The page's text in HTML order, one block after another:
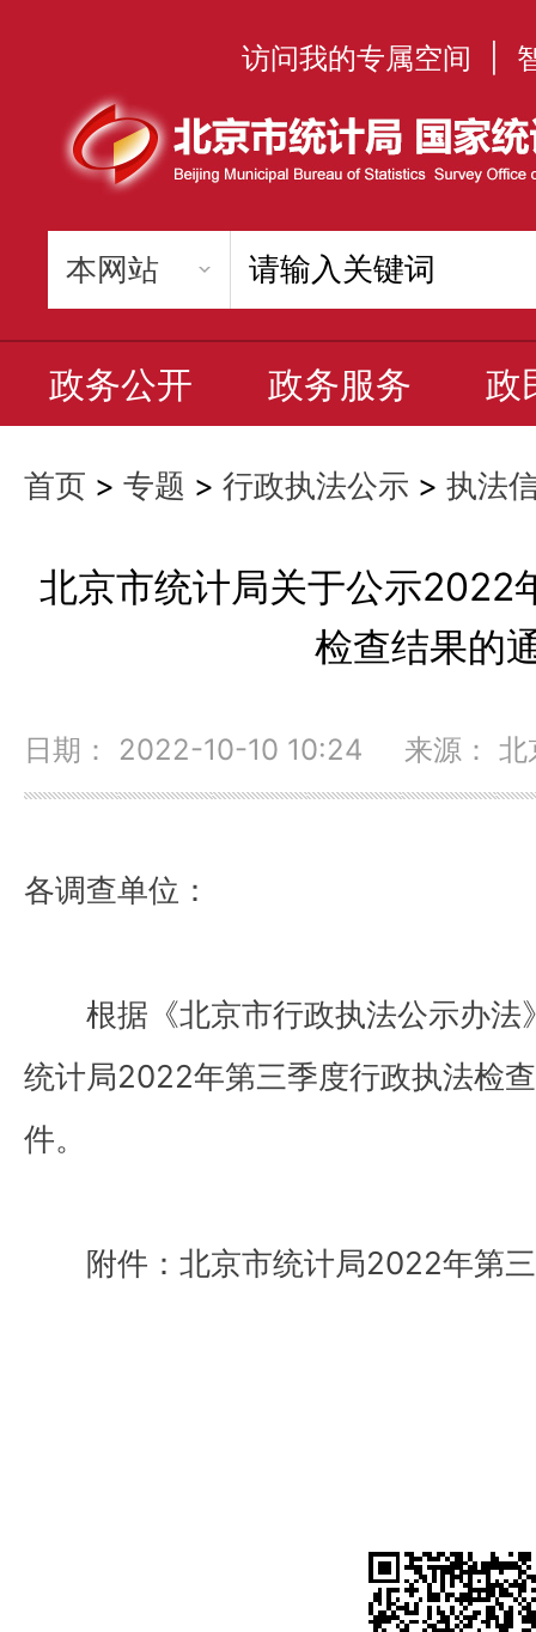
访问我的专属空间
政务公开 政务服务 政
首页 > 专题 > 行政执法公示 > 执法
北京市统计局关于公示2022
检查结果的
日期： 2022-10-10 10:24 来源： 北
各调查单位：
根据《北京市行政执法公示办法
统计局2022年第三季度行政执法检
件。
附件：北京市统计局2022年第三